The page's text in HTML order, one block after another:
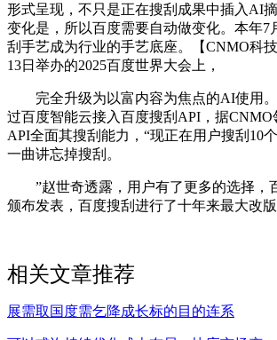
形式呈现，不只是正在搜刮成果中插入AI
变化是，所以百度需要自动做变化。本年7
刮手艺成为行业的手艺底座。【CNMO科
13日举办的2025百度世界大会上，
完全升级为以富内容为焦点的AI使用。
过百度智能云接入百度搜刮API，据
API全面其搜刮能力，“现正在用户搜刮10
一曲讲忘掉搜刮。
”赵世奇透露，用户有了更多的选择，
颁布发表，百度搜刮进行了十年来最大改版
相关文章推荐
展需取国度需乞降成长标的目的连系